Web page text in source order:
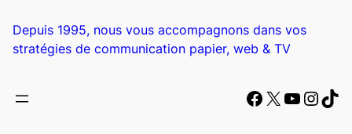
contenu
Depuis 1995, nous vous accompagnons dans vos
stratégies de communication papier, web & TV
Facebook
X